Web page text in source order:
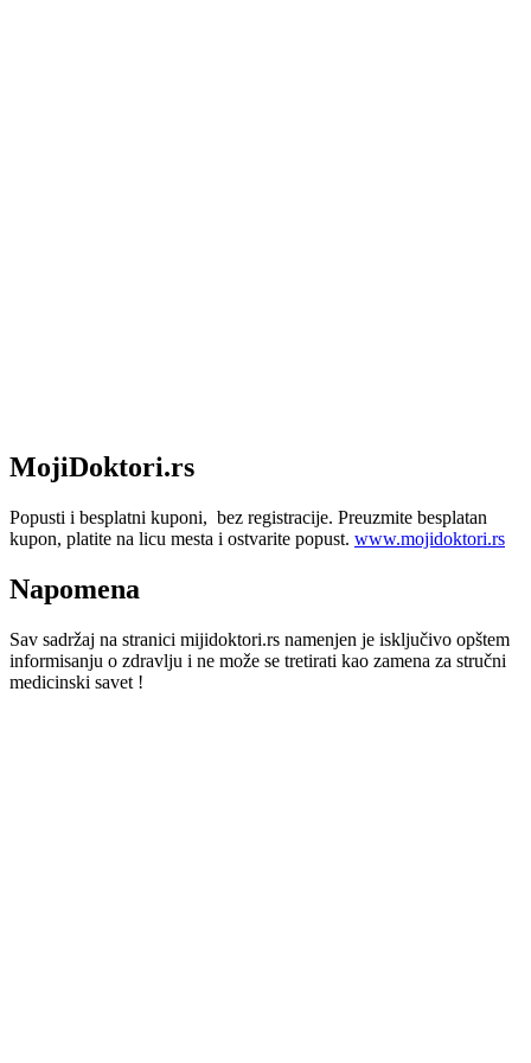
MojiDoktori.rs
Popusti i besplatni kuponi, bez registracije. Preuzmite besplatan
kupon, platite na licu mesta i ostvarite popust. www.mojidoktori.rs
Napomena
Sav sadržaj na stranici mijidoktori.rs namenjen je isključivo opštem
informisanju o zdravlju i ne može se tretirati kao zamena za stručni
medicinski savet !